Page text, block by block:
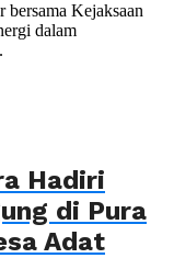
bersama Kejaksaan
dalam
Hadiri
di Pura
Adat